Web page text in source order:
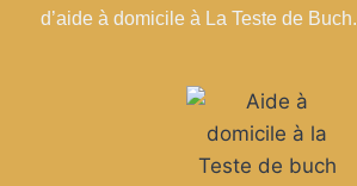
d’aide à domicile à La Teste de Buch.